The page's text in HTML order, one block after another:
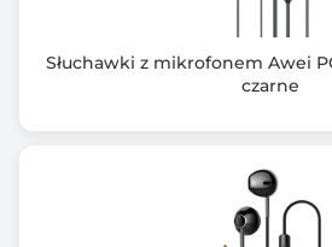
Informacje dodatkowe
Słuchawki z mikrofonem i
utworów, głośności,
Gwarancja producenta [mies.]
Słuchawki z mikrofonem Awei
czarne